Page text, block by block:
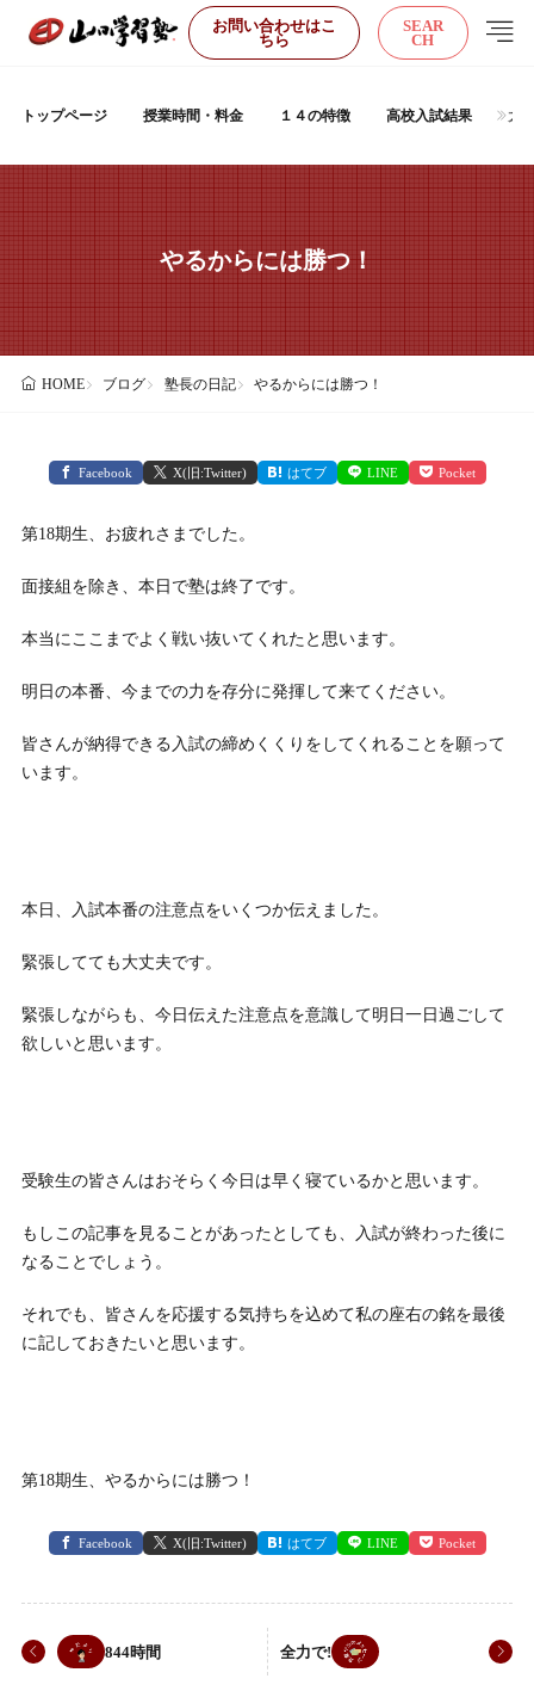
お問い合わせはこ
ちら
SEAR
CH
トップページ 授業時間・料金 １４の特徴 高校入試結果 大
やるからには勝つ！
HOME ブログ 塾長の日記 やるからには勝つ！
Facebook X(旧:Twitter) はてブ LINE Pocket
第18期生、お疲れさまでした。
面接組を除き、本日で塾は終了です。
本当にここまでよく戦い抜いてくれたと思います。
明日の本番、今までの力を存分に発揮して来てください。
皆さんが納得できる入試の締めくくりをしてくれることを願って
います。
本日、入試本番の注意点をいくつか伝えました。
緊張してても大丈夫です。
緊張しながらも、今日伝えた注意点を意識して明日一日過ごして
欲しいと思います。
受験生の皆さんはおそらく今日は早く寝ているかと思います。
もしこの記事を見ることがあったとしても、入試が終わった後に
なることでしょう。
それでも、皆さんを応援する気持ちを込めて私の座右の銘を最後
に記しておきたいと思います。
第18期生、やるからには勝つ！
Facebook X(旧:Twitter) はてブ LINE Pocket
844時間 全力で!